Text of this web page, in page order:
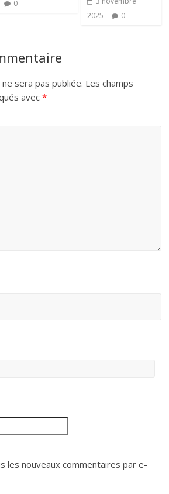
0
2025
0
sera pas publiée. Les champs
avec*
les nouveaux commentaires par e-